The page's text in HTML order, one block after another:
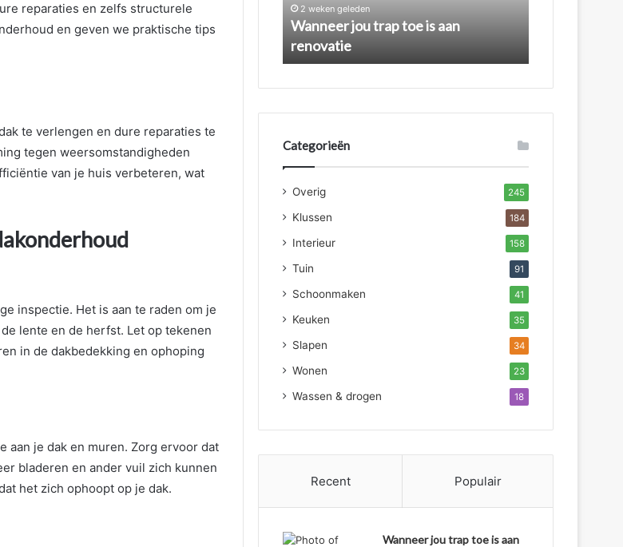
reparaties en zelfs structurele
en geven we praktische tips
te verlengen en dure reparaties te
tegen weersomstandigheden
van je huis verbeteren, wat
inspectie. Het is aan te raden om je
lente en de herfst. Let op tekenen
in de dakbedekking en ophoping
aan je dak en muren. Zorg ervoor dat
bladeren en ander vuil zich kunnen
het zich ophoopt op je dak.
2 weken geleden
Wanneer jou trap toe is aan
renovatie
Categorieën
Overig 245
Klussen 184
Interieur 158
Tuin 91
Schoonmaken 41
Keuken 35
Slapen 34
Wonen 23
Wassen & drogen 18
Recent Populair
Wanneer jou trap toe is aan